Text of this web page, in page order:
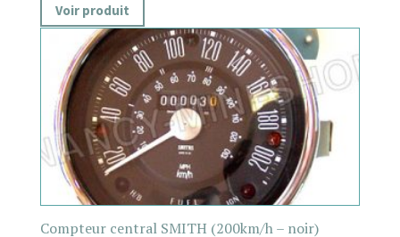
Voir produit
Compteur central SMITH (200km/h – noir)